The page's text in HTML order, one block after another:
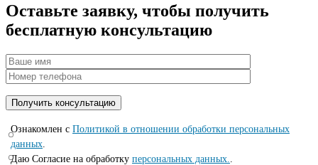
Оставьте заявку, чтобы получить
бесплатную консультацию
Ознакомлен с Политикой в отношении обработки персональных
данных
Даю Согласие на обработку персональных данных.